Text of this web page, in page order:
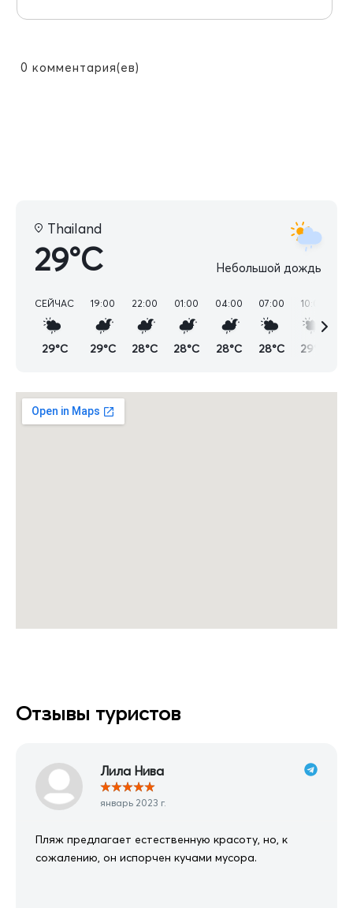
0 комментария(ев)
Thailand
29°C Небольшой дождь
СЕЙЧАС
29°C
19:00
29°C
22:00
28°C
01:00
28°C
04:00
28°C
07:00
28°C
10:00
29°C
Отзывы туристов
Лила Нива
★★★★★
январь 2023 г.
Пляж предлагает естественную красоту, но, к
сожалению, он испорчен кучами мусора.